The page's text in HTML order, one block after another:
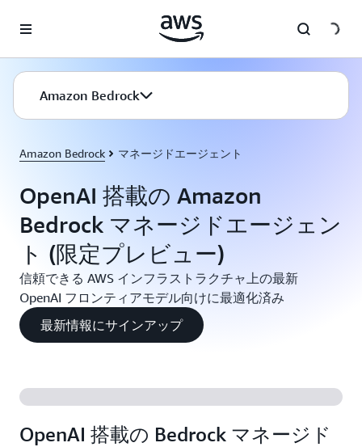
Amazon Bedrock
Amazon Bedrock マネージドエージェント
OpenAI 搭載の Amazon
Bedrock マネージドエージェン
ト (限定プレビュー)
信頼できる AWS インフラストラクチャ上の最新
OpenAI フロンティアモデル向けに最適化済み
最新情報にサインアップ
OpenAI 搭載の Bedrock マネージド